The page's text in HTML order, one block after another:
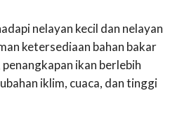
nelayan kecil dan nelayan
ketersediaan bahan bakar
ikan berlebih
iklim, cuaca, dan tinggi